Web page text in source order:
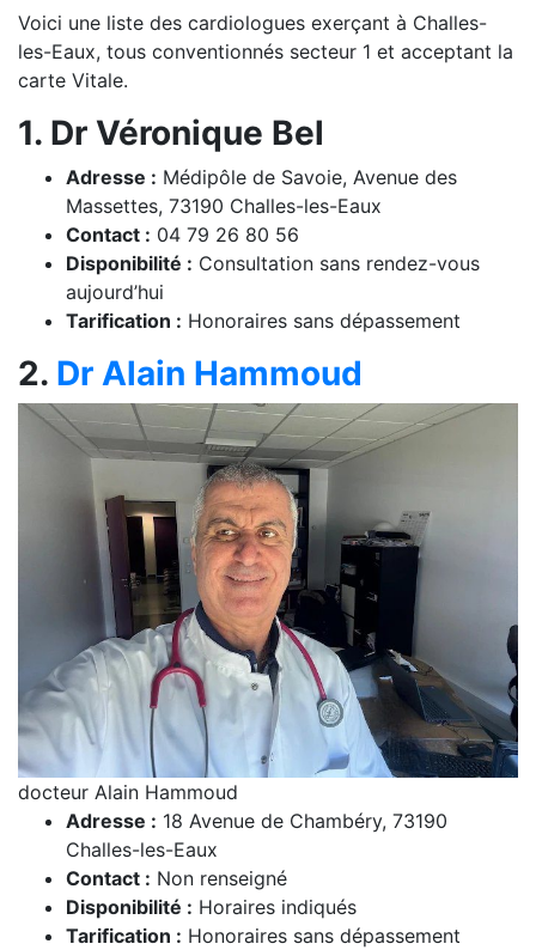
Voici une liste des cardiologues exerçant à Challes-
les-Eaux, tous conventionnés secteur 1 et acceptant la
carte Vitale.
1. Dr Véronique Bel
Adresse : Médipôle de Savoie, Avenue des
Massettes, 73190 Challes-les-Eaux
Contact : 04 79 26 80 56
Disponibilité : Consultation sans rendez-vous
aujourd’hui
Tarification : Honoraires sans dépassement
2. Dr Alain Hammoud
docteur Alain Hammoud
Adresse : 18 Avenue de Chambéry, 73190
Challes-les-Eaux
Contact : Non renseigné
Disponibilité : Horaires indiqués
Tarification : Honoraires sans dépassement